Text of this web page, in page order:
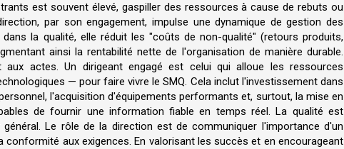
est souvent élevé, gaspiller des ressources à cause de rebuts ou
par son engagement, impulse une dynamique de gestion des
la qualité, elle réduit les "coûts de non-qualité" (retours produits,
ainsi la rentabilité nette de l'organisation de manière durable.
aux actes. Un dirigeant engagé est celui qui alloue les ressources
— pour faire vivre le SMQ. Cela inclut l'investissement dans
l'acquisition d'équipements performants et, surtout, la mise en
de fournir une information fiable en temps réel. La qualité est
Le rôle de la direction est de communiquer l'importance d'un
conformité aux exigences. En valorisant les succès et en encourageant